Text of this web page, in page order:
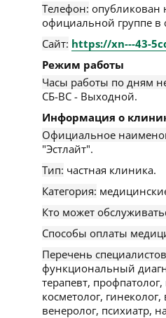
Телефон: опубликован
официальной группе в
Сайт: https://xn---43-
Режим работы
Часы работы по дням
СБ-ВС - Выходной.
Информация о
Официальное
"Эстлайт".
Тип: частная клиника.
Категория:
Кто может
Способы оплаты
Перечень
функциональный
терапевт,
косметолог,
венеролог, психиатр,